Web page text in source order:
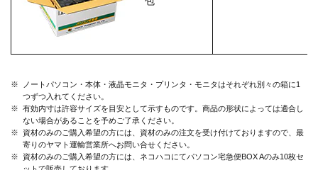
※
ノートパソコン・本体・液晶モニタ・プリンタ・モニタはそれぞれ別々の箱に1
つずつ入れてください。
※ 有効内寸は許容サイズを目安として示すものです。商品の形状によっては適合し
ない場合があることを予めご了承ください。
※
資材のみのご購入希望の方には、資材のみの注文を受け付けておりますので、最
寄りのヤマト運輸営業所へお問い合せください。
※
資材のみのご購入希望の方には、ネコハコにてパソコン宅急便BOX Aのみ10枚セ